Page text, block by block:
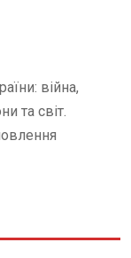
війна,
та світ.